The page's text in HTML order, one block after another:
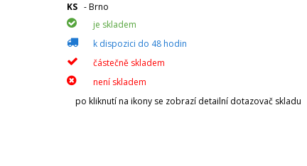
KS - Brno
je skladem
k dispozici do 48 hodin
částečně skladem
není skladem
po kliknutí na ikony se zobrazí detailní dotazovač skladu